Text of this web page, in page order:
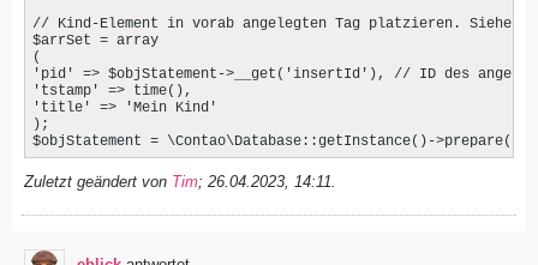
// Kind-Element in vorab angelegten Tag platzieren. Siehe
$arrSet = array
(
'pid' => $objStatement->__get('insertId'), // ID des
'tstamp' => time(),
'title' => 'Mein Kind'
);
$objStatement = \Contao\Database::getInstance()-
Zuletzt geändert von Tim; 26.04.2023, 14:11.